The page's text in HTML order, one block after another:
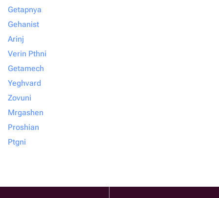
Getapnya
Gehanist
Arinj
Verin Pthni
Getamech
Yeghvard
Zovuni
Mrgashen
Proshian
Ptgni